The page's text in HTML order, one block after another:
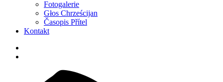
Fotogalerie
Głos Chrześcijan
Časopis Přítel
Kontakt